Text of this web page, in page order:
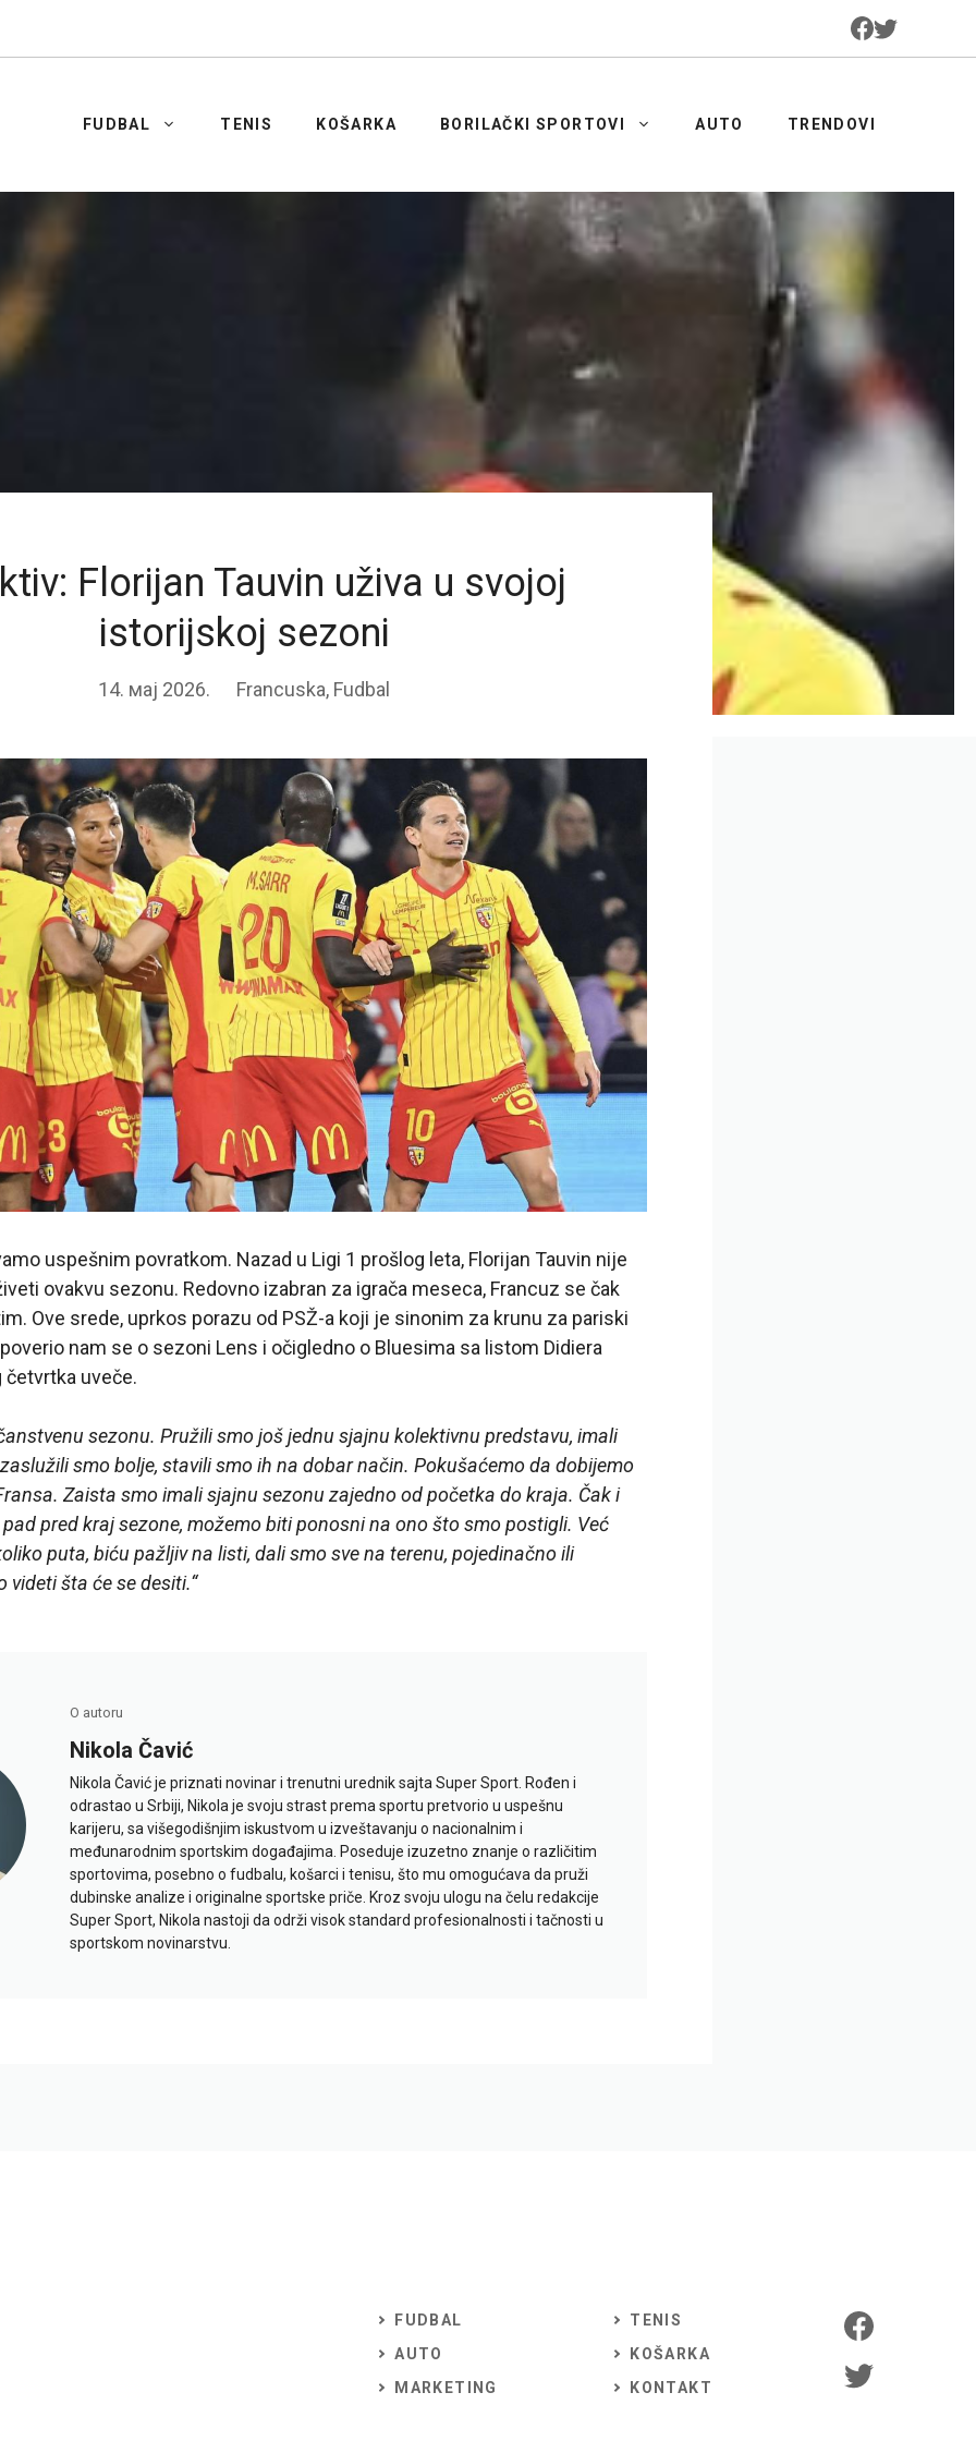
FUDBAL TENIS KOŠARKA BORILAČKI SPORTOVI AUTO TRENDOVI
Florijan Tauvin uživa u svojoj
istorijskoj sezoni
14. мај 2026. Francuska, Fudbal
uspešnim povratkom. Nazad u Ligi 1 prošlog leta, Florijan Tauvin nije
ovakvu sezonu. Redovno izabran za igrača meseca, Francuz se čak
Ove srede, uprkos porazu od PSŽ-a koji je sinonim za krunu za pariski
nam se o sezoni Lens i očigledno o Bluesima sa listom Didiera
uveče.
sezonu. Pružili smo još jednu sjajnu kolektivnu predstavu, imali
smo bolje, stavili smo ih na dobar način. Pokušaćemo da dobijemo
Zaista smo imali sjajnu sezonu zajedno od početka do kraja. Čak i
pred kraj sezone, možemo biti ponosni na ono što smo postigli. Već
puta, biću pažljiv na listi, dali smo sve na terenu, pojedinačno ili
videti šta će se desiti.“
O autoru
Nikola Čavić
Nikola Čavić je priznati novinar i trenutni urednik sajta Super Sport. Rođen i
odrastao u Srbiji, Nikola je svoju strast prema sportu pretvorio u uspešnu
karijeru, sa višegodišnjim iskustvom u izveštavanju o nacionalnim i
međunarodnim sportskim događajima. Poseduje izuzetno znanje o različitim
sportovima, posebno o fudbalu, košarci i tenisu, što mu omogućava da pruži
dubinske analize i originalne sportske priče. Kroz svoju ulogu na čelu redakcije
Super Sport, Nikola nastoji da održi visok standard profesionalnosti i tačnosti u
sportskom novinarstvu.
FUDBAL
AUTO
MARKETING
TENIS
KOŠARKA
KONTAKT